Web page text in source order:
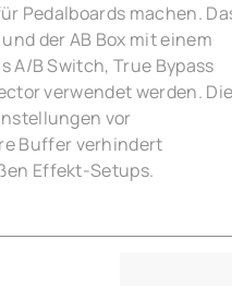
Pedalboards machen.
der AB Box mit einem
A/B Switch, True Bypass
verwendet werden. Die
vor
Buffer verhindert
Effekt-Setups.